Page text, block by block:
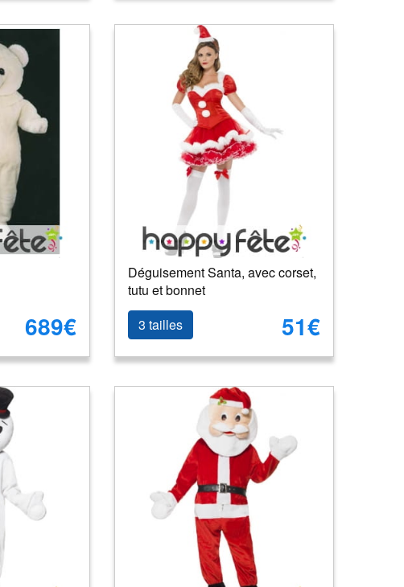
689€
Déguisement Santa, avec corset,
tutu et bonnet
3 tailles
51€